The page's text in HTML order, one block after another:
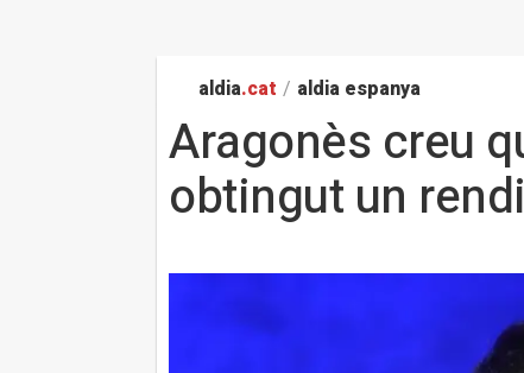
aldia.cat / aldia espanya
Aragonès creu
obtingut un